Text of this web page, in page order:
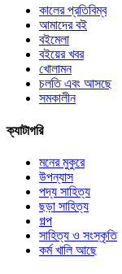
কালের প্রতিবিম্ব
আমাদের বই
বইমেলা
বইয়ের খবর
খোলামন
চলতি এবং আসছে
সমকালীন
ক্যাটাগরি
মনের মুকুরে
উপন্যাস
পদ্য সাহিত্য
ছড়া সাহিত্য
গল্প
সাহিত্য ও সংস্কৃতি
কর্ম খালি আছে